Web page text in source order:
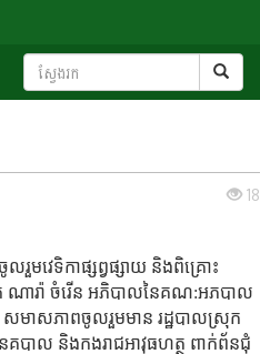
18
មវេទិកាផ្សព្វផ្សាយ និងពិគ្រោះ
ារ៉ា ចំរើន អភិបាលនៃគណ:អភបាល
សមាសភាពចូលរួមមាន រដ្ឋបាលស្រុក
បាល និងកងរាជអាវុធហត្ថ ពាក់ព័នជុំ